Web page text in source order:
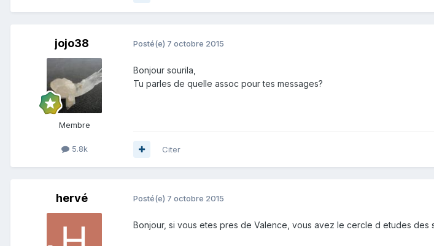
jojo38
Membre
5.8k
Posté(e) 7 octobre 2015
Bonjour sourila,
Tu parles de quelle assoc pour tes messages?
Citer
hervé Posté(e) 7 octobre 2015
Bonjour, si vous etes pres de Valence, vous avez le cercle d etudes